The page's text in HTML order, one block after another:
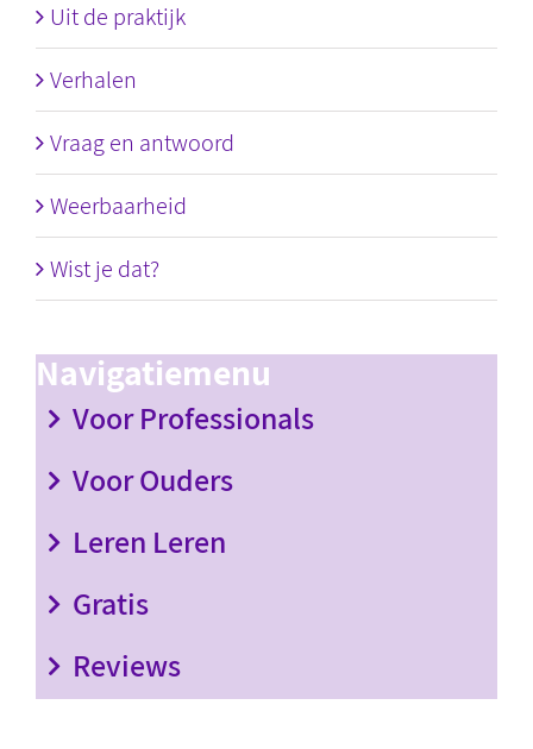
Uit de praktijk
Verhalen
Vraag en antwoord
Weerbaarheid
Wist je dat?
Navigatiemenu
Voor Professionals
Voor Ouders
Leren Leren
Gratis
Reviews